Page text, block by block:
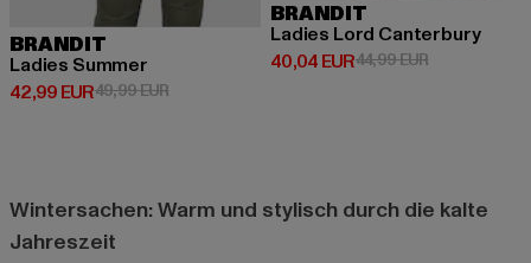
BRANDIT
Ladies Summer
42,99 EUR
Derzeitiger Preis: 42,99 EUR
49,99 EURAktionspreis: 49,99 EUR
BRANDIT
Ladies Lord Canterbury
40,04 EUR
Derzeitiger Preis: 40,04 EUR
44,99 EURAktionspreis:
Wintersachen: Warm und stylisch durch die kalte
Jahreszeit